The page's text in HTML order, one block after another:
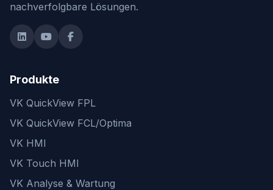
nachverfolgbare Lösungen.
Produkte
VK QuickView FPL
VK QuickView FCL/Optima
VK HMI
VK Touch HMI
VK Analyse & Wartung